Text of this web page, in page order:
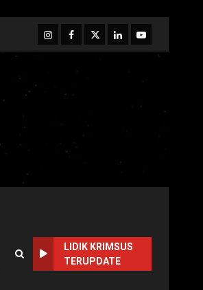
InstagramFacebook
TwitterLinkedinYoutube
LIDIK KRIMSUS
TERUPDATE